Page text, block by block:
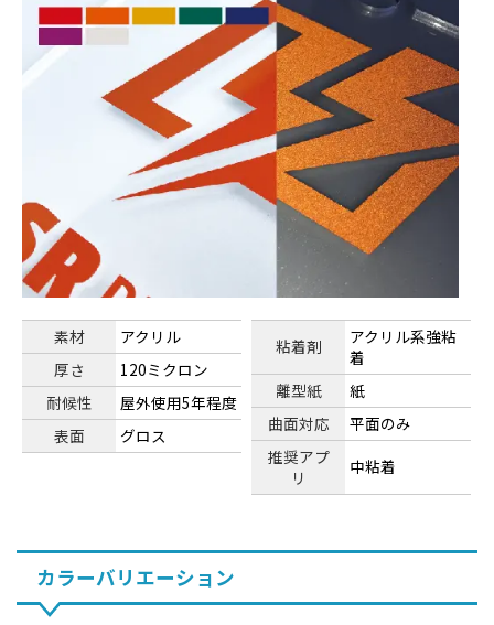
素材
アクリル
厚さ
120ミクロン
耐候性
屋外使用5年程度
表面
グロス
粘着剤
アクリル系強粘
着
離型紙
紙
曲面対応
平面のみ
推奨アプ
リ
中粘着
カラーバリエーション